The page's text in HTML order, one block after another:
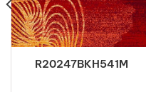
R20247BKH541M